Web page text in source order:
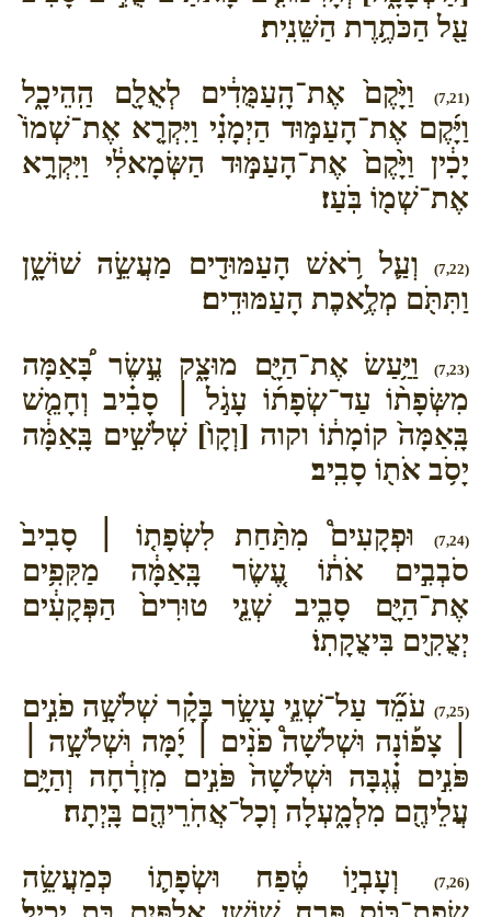
עַ֖ל הַכֹּתֶ֥רֶת הַשֵּׁנִֽית׃
(7,21)
וַיָּ֙קֶם֙ אֶת־הָֽעַמֻּדִ֔ים לְאֻלָ֖ם הַֽהֵיכָ֑ל
וַיָּ֜קֶם אֶת־הָעַמּ֣וּד הַיְמָנִ֗י וַיִּקְרָ֤א אֶת־שְׁמוֹ֙
יָכִ֔ין וַיָּ֙קֶם֙ אֶת־הָעַמּ֣וּד הַשְּׂמָאלִ֔י וַיִּקְרָ֥א
אֶת־שְׁמ֖וֹ בֹּֽעַז׃
(7,22)
וְעַ֛ל רֹ֥אשׁ הָעַמּוּדִ֖ים מַעֲשֵׂ֣ה שׁוֹשָׁ֑ן
וַתִּתֹּ֖ם מְלֶ֥אכֶת הָעַמּוּדִֽים׃
(7,23)
וַיַּ֥עַשׂ אֶת־הַיָּ֖ם מוּצָ֑ק עֶ֣שֶׂר בָּ֠אַמָּה
מִשְּׂפָת֨וֹ עַד־שְׂפָת֜וֹ עָגֹ֣ל ׀ סָבִ֗יב וְחָמֵ֤שׁ
בָּֽאַמָּה֙ קוֹמָת֔וֹ וקוה [וְקָו֙] שְׁלֹשִׁ֣ים בָּֽאַמָּ֔ה
יָסֹ֥ב אֹת֖וֹ סָבִֽיב׃
(7,24)
וּפְקָעִים֩ מִתַּ֨חַת לִשְׂפָת֤וֹ ׀ סָבִיב֙
סֹבְבִ֣ים אֹת֔וֹ עֶ֚שֶׂר בָּֽאַמָּ֔ה מַקִּפִ֥ים
אֶת־הַיָּ֖ם סָבִ֑יב שְׁנֵ֤י טוּרִים֙ הַפְּקָעִ֔ים
יְצֻקִ֖ים בִּיצֻקָתֽוֹ׃
(7,25)
עֹמֵ֞ד עַל־שְׁנֵ֧י עָשָׂ֣ר בָּקָ֗ר שְׁלֹשָׁ֣ה פֹנִ֣ים
׀ צָפ֡וֹנָה וּשְׁלֹשָׁה֩ פֹנִ֨ים ׀ יָ֜מָּה וּשְׁלֹשָׁ֣ה ׀
פֹּנִ֣ים נֶ֗גְבָּה וּשְׁלֹשָׁה֙ פֹּנִ֣ים מִזְרָ֔חָה וְהַיָּ֥ם
עֲלֵיהֶ֖ם מִלְמָ֑עְלָה וְכָל־אֲחֹֽרֵיהֶ֖ם בָּֽיְתָה׃
(7,26)
וְעָבְי֣וֹ טֶ֔פַח וּשְׂפָת֛וֹ כְּמַעֲשֵׂ֥ה